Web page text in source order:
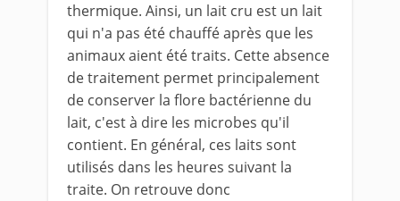
thermique. Ainsi, un lait cru est un lait
qui n'a pas été chauffé après que les
animaux aient été traits. Cette absence
de traitement permet principalement
de conserver la flore bactérienne du
lait, c'est à dire les microbes qu'il
contient. En général, ces laits sont
utilisés dans les heures suivant la
traite. On retrouve donc